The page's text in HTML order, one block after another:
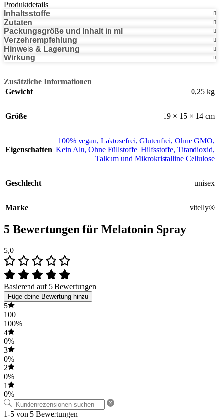
Produktdetails
Inhaltsstoffe
Zutaten
Packungsgröße und Inhalt in ml
Verzehrempfehlung
Hinweis & Lagerung
Wirkung
Zusätzliche Informationen
Gewicht
0,25 kg
Größe 19 × 15 × 14 cm
Eigenschaften
100% vegan, Laktosefrei, Glutenfrei, Ohne GMO,
Kein Alu, Ohne Füllstoffe, Hilfsstoffe, Titandioxid,
Talkum und Mikrokristalline Cellulose
Geschlecht unisex
Marke vitelly®
5 Bewertungen für Melatonin Spray
5,0
Basierend auf 5 Bewertungen
Füge deine Bewertung hinzu
5
100
100%
4
0%
3
0%
2
0%
1
0%
1-5 von 5 Bewertungen